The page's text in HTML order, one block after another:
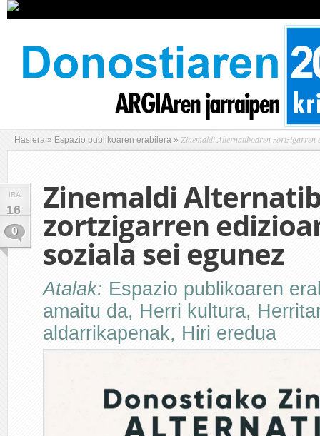
Hasiera » Espazio publikoaren erabilera » Zinemaldi Alternatiboaren zortzigarren
IRA
16
0
Zinemaldi
zortzigarren
soziala sei egunez
Atalak: Espazio publikoaren
amaitu da, Herri kultura,
aldarrikapenak, Hiri eredua